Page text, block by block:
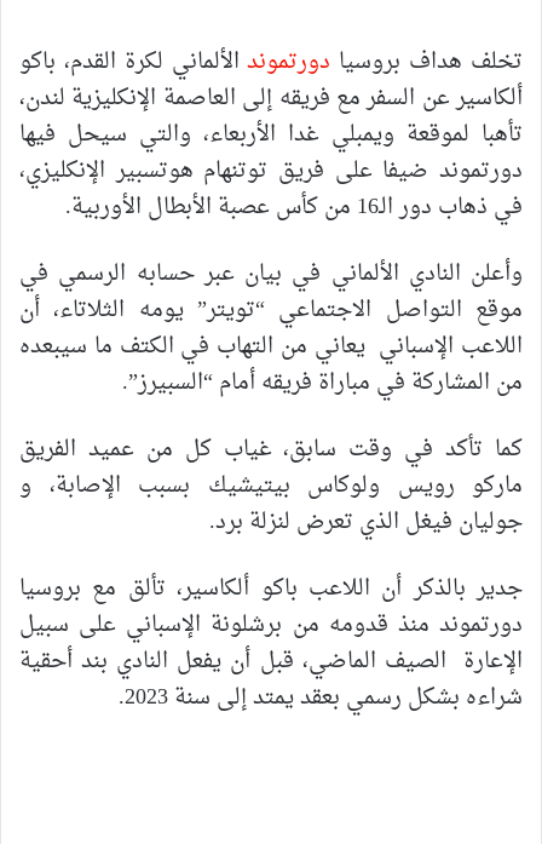
تخلف هداف بروسيا دورتموندالألماني لكرة القدم، باكو
ألكاسير عن السفر مع فريقه إلى العاصمة الإنكليزية لندن،
تأهبا لموقعة ويمبلي غدا الأربعاء، والتي سيحل فيها
دورتموند ضيفا على فريق توتنهام هوتسبير الإنكليزي،
في ذهاب دور الـ16 من كأس عصبة الأبطال الأوربية.
وأعلن النادي الألماني في بيان عبر حسابه الرسمي في
موقع التواصل الاجتماعي “تويتر” يومه الثلاتاء، أن
اللاعب الإسباني يعاني من التهاب في الكتف ما سيبعده
من المشاركة في مباراة فريقه أمام “السبيرز”.
كما تأكد في وقت سابق، غياب كل من عميد الفريق
ماركو رويس ولوكاس بيتيشيك بسبب الإصابة، و
جوليان فيغل الذي تعرض لنزلة برد.
جدير بالذكر أن اللاعب باكو ألكاسير، تألق مع بروسيا
دورتموند منذ قدومه من برشلونة الإسباني على سبيل
الإعارة الصيف الماضي، قبل أن يفعل النادي بند أحقية
شراءه بشكل رسمي بعقد يمتد إلى سنة 2023.